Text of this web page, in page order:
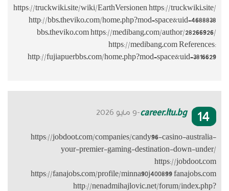
https://
http://
http://
https://
https://